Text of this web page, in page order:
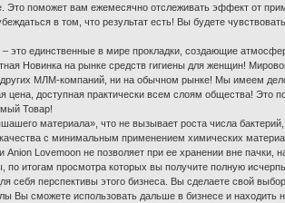
поможет вам ежемесячно отслеживать эффект от
в том, что результат есть! Вы будете
это единственные в мире прокладки, создающие
Новинка на рынке средств гигиены для женщин!
других МЛМ-компаний, ни на обычном рынке! Мы имеем
доступная практически всем слоям общества! Это
Товар!
материала», что не вызывает роста числа
с минимальным применением химических
Anion Lovemoon не позволяет при ее хранении вне пачки,
итогам просмотра которых вы получите полную
себя перспективы этого бизнеса. Вы сделаете свой
Вы сможете использовать дальше в бизнесе и